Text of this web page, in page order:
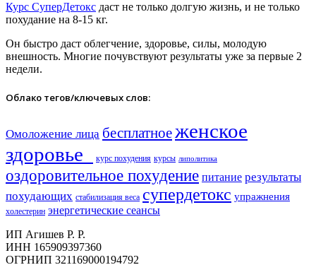
Курс СуперДетокс даст не только долгую жизнь, и не только
похудание на 8-15 кг.
Он быстро даст облегчение, здоровье, силы, молодую
внешность. Многие почувствуют результаты уже за первые 2
недели.
Облако тегов/ключевых слов:
Омоложение лица бесплатноеженское
здоровье​
курс похудения курсы липолитика
оздоровительное похудение питание результаты
похудающих стабилизация веса супердетокс упражнения
холестерин энергетические сеансы
ИП Агишев Р. Р.
ИНН 165909397360
ОГРНИП 321169000194792